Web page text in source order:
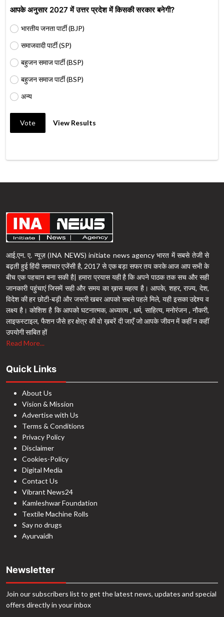
आपके अनुसार 2027 में उत्तर प्रदेश में किसकी सरकार बनेगी?
भारतीय जनता पार्टी (BJP)
समाजवादी पार्टी (SP)
बहुजन समाज पार्टी (BSP)
बहुजन समाज पार्टी (BSP)
अन्य
Vote View Results
आई.एन. ए. न्यूज़ (INA NEWS) initiate news agency भारत में सबसे तेजी से
बढ़ती हुई हिंदी समाचार एजेंसी है, 2017 से एक बड़ा सफर तय करके आज आप सभी के
बीच एक पहचान बना सकी है| हमारा प्रयास यही है कि अपने पाठक तक सच और सही
जानकारी पहुंचाएं जिसमें सही और समय का ख़ास महत्व है। आपके, शहर, राज्य, देश,
विदेश की हर छोटी-बड़ी और जरूरी खबर आपको सबसे पहले मिले, यही इसका उद्देश्य व
लक्ष्य है। कोशिश है कि आपको घटनात्मक, अध्यात्म , धर्म, साहित्य, मनोरंजन , नौकरी,
लाइफस्टाइल, फैशन जैसे हर क्षेत्र की वो ख़बरें दी जाएँ जो आपके जीवन में कहीं न कहीं
उपयोगी साबित हों
Read More...
Quick Links
About Us
Vision & Mission
Advertise with Us
Terms & Conditions
Privacy Policy
Disclaimer
Cookies-Policy
Digital Media
Contact Us
Vibrant News24
Kamleshwar Foundation
Textile Machine Rolls
Say no drugs
Ayurvaidh
Newsletter
Join our subscribers list to get the latest news, updates and special
offers directly in your inbox